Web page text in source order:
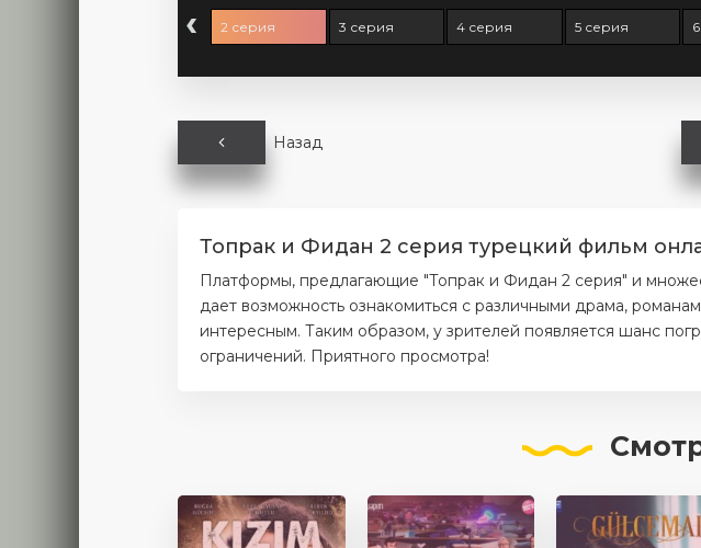
‹ 2 серия 3 серия 4 серия 5 серия
Назад
Топрак и Фидан 2 серия турецкий фильм
Платформы, предлагающие "Топрак и Фидан 2 серия" и
дает возможность ознакомиться с различными драма,
интересным. Таким образом, у зрителей появляется шанс
ограничений. Приятного просмотра!